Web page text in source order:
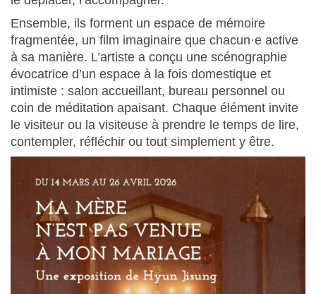
Ensemble, ils forment un espace de mémoire
fragmentée, un film imaginaire que chacun·e active
à sa manière. L’artiste a conçu une scénographie
évocatrice d’un espace à la fois domestique et
intimiste : salon accueillant, bureau personnel ou
coin de méditation apaisant. Chaque élément invite
le visiteur ou la visiteuse à prendre le temps de lire,
contempler, réfléchir ou tout simplement y être.